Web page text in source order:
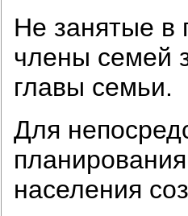
Не занятые в
члены семей
главы семьи.
Для
населения